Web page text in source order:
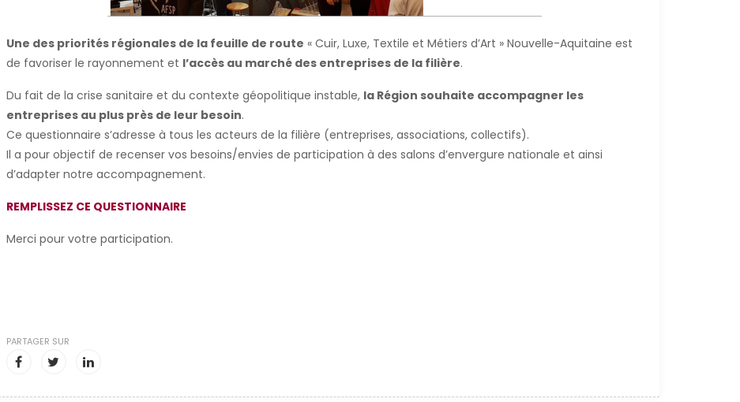
Une des priorités régionales de la feuille de route « Cuir, Luxe, Textile et Métiers d’Art » Nouvelle-Aquitaine est
de favoriser le rayonnement et l’accès au marché des entreprises de la filière.
Du fait de la crise sanitaire et du contexte géopolitique instable, la Région souhaite accompagner les
entreprises au plus près de leur besoin.
Ce questionnaire s’adresse à tous les acteurs de la filière (entreprises, associations, collectifs).
Il a pour objectif de recenser vos besoins/envies de participation à des salons d’envergure nationale et ainsi
d’adapter notre accompagnement.
REMPLISSEZ CE QUESTIONNAIRE
Merci pour votre participation.
PARTAGER SUR